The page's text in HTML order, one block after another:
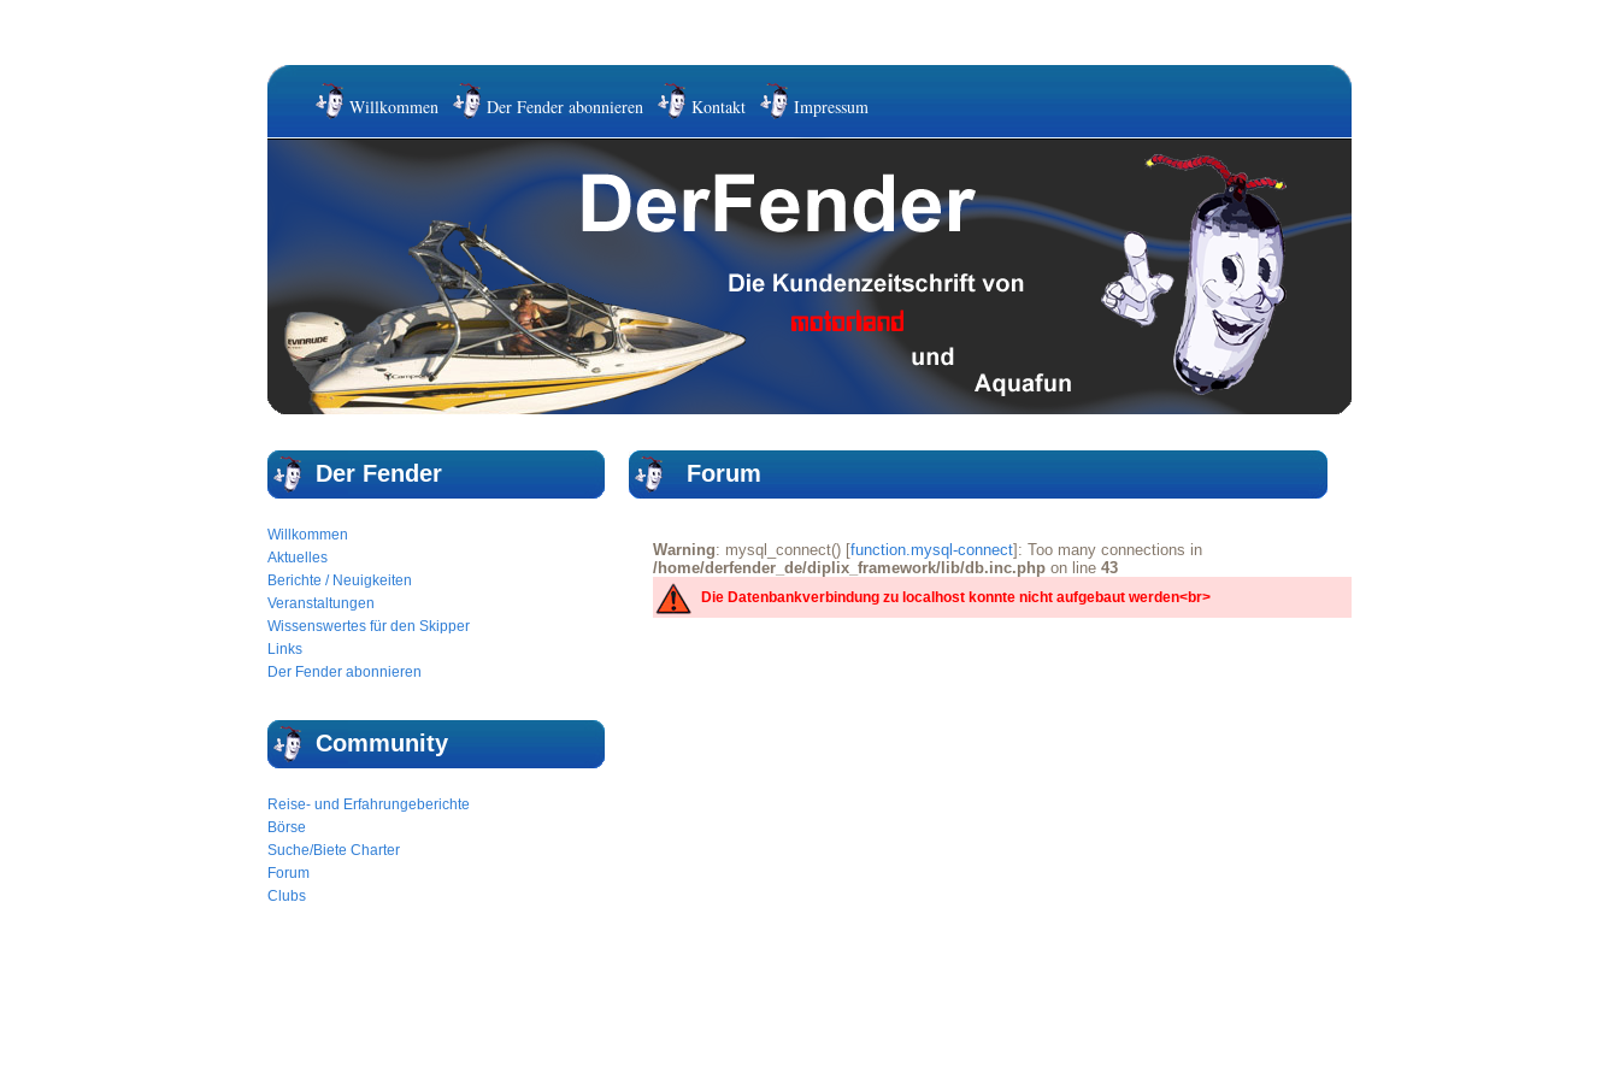
Willkommen Der Fender abonnieren Kontakt Impressum
Der Fender
Willkommen
Aktuelles
Berichte / Neuigkeiten
Veranstaltungen
Wissenswertes für den Skipper
Links
Der Fender abonnieren
Community
Reise- und Erfahrungeberichte
Börse
Suche/Biete Charter
Forum
Clubs
Forum
Warning: mysql_connect() [function.mysql-connect]: Too many connections in
/home/derfender_de/diplix_framework/lib/db.inc.php on line 43
Die Datenbankverbindung zu localhost konnte nicht aufgebaut werden<br>